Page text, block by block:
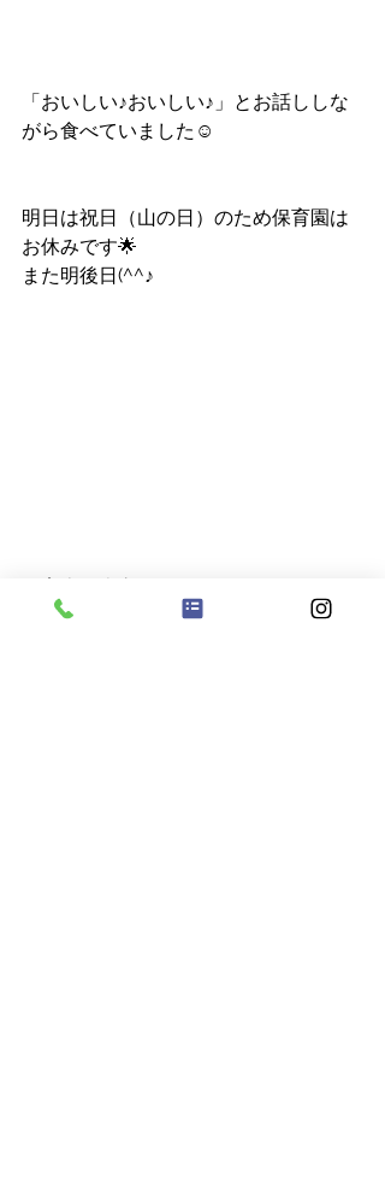
「おいしい♪おいしい♪」とお話ししな
がら食べていました☺️
明日は祝日（山の日）のため保育園は
お休みです🌟
また明後日(^^♪